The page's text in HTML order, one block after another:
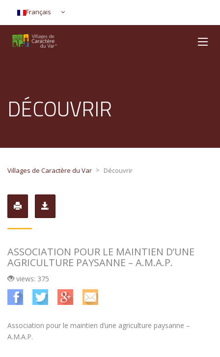
Français
DÉCOUVRIR
Villages de Caractère du Var > Découvrir
ASSOCIATION POUR LE MAINTIEN D’UNE
AGRICULTURE PAYSANNE – A.M.A.P.
views: 375
Association pour le maintien d’une agriculture paysanne –
A.M.A.P.